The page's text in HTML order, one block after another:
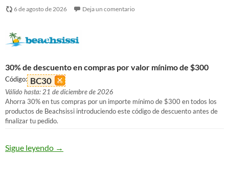
6 de agosto de 2026 Deja un comentario
30% de descuento en compras por valor mínimo de $300
Código: BC30
Válido hasta: 21 de diciembre de 2026
Ahorra 30% en tus compras por un importe mínimo de $300 en todos los
productos de Beachsissi introduciendo este código de descuento antes de
finalizar tu pedido.
Sigue leyendo →